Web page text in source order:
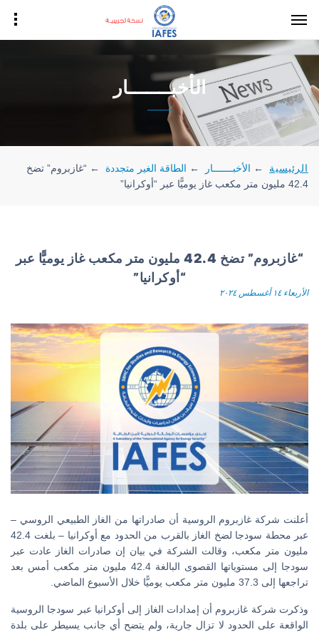
الأخبـــــــار
الرئيسية ← الأخبـــــــار ← الطاقة الغير متجددة ← “غازبروم” تضخ
42.4 مليون متر مكعب غاز يوميًّا عبر “أوكرانيا”
“غازبروم” تضخ 42.4 مليون متر مكعب غاز يوميًّا عبر
“أوكرانيا”
الأربعاء ١٤ أغسطس ٢٠٢٤
أعلنت شركة غازبروم الروسية أن صادراتها من الغاز الطبيعي الروسي –
عبر محطة سودجا لضخ الغاز بالقرب من الحدود مع أوكرانيا – بلغت 42.4
مليون متر مكعب، وقالت الشركة في بيان إن صادرات الغاز عادت عبر
سودجا إلى مستوياتها القصوى البالغة 42.4 مليون متر مكعب أمس بعد
تراجعها إلى 37.3 مليون متر مكعب يوميًّا خلال الأسبوع الماضي.
وذكرت شركة غازبروم أن إمدادات الغاز إلى أوكرانيا عبر سودجا الروسية
الواقعة على الحدود لا تزال جارية، ولم يتضح أي جانب يسيطر على بلدة